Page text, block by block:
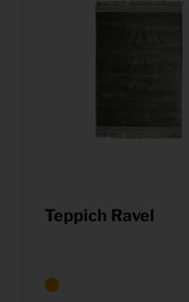
Teppich Ravel